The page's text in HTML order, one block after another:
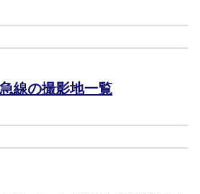
線の撮影地一覧